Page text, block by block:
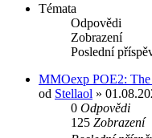
Témata
Odpovědi
Zobrazení
Poslední
MMOexp POE2:
od Stellaol »
0 Odpovědi
125 Zobrazení